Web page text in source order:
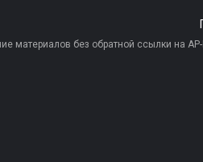
материалов без обратной ссылки на